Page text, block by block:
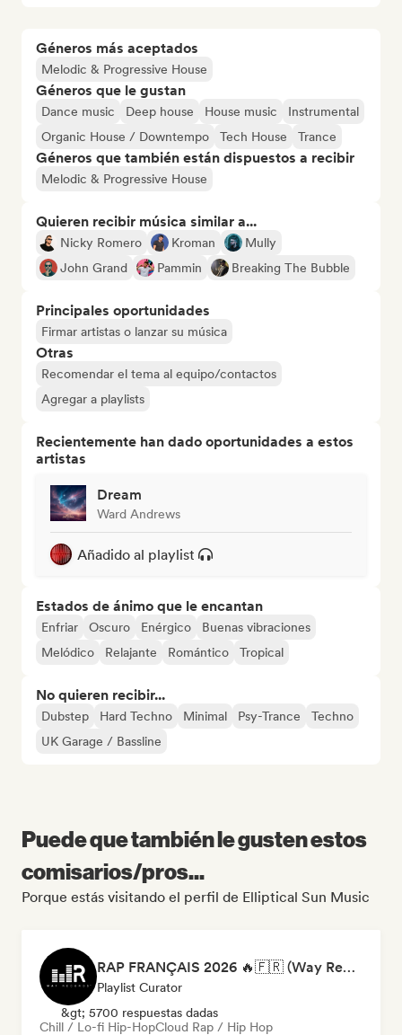
Géneros más aceptados
Melodic & Progressive House
Géneros que le gustan
Dance music Deep house House music
Instrumental
Organic House / Downtempo
Tech House Trance
Géneros que también están dispuestos a recibir
Melodic & Progressive House
Quieren recibir música similar a...
Nicky Romero Kroman
Mully
John Grand
Pammin Breaking The Bubble
Principales oportunidades
Firmar artistas o lanzar su música
Otras
Recomendar el tema al equipo/contactos
Agregar a playlists
Recientemente han dado oportunidades a estos
artistas
Dream
Ward Andrews
Añadido al playlist
Estados de ánimo que le encantan
Enfriar Oscuro Enérgico
Buenas vibraciones
Melódico
Relajante Romántico Tropical
No quieren recibir...
Dubstep Hard Techno Minimal Psy-Trance
Techno
UK Garage / Bassline
Puede que también le gusten estos
comisarios/pros...
Porque estás visitando el perfil de Elliptical Sun Music
RAP FRANÇAIS 2026 🔥🇫🇷 (Way Records)
Playlist Curator
&gt; 5700 respuestas dadas
Chill / Lo-fi Hip-HopCloud Rap / Hip Hop